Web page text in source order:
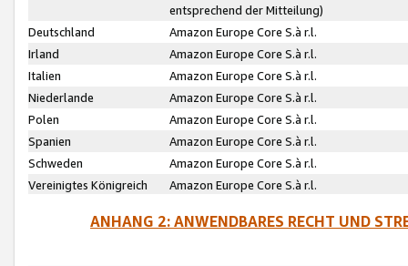
entsprechend der Mitteilung)
Deutschland
Amazon Europe Core S.à r.l.
Irland
Amazon Europe Core S.à r.l.
Italien
Amazon Europe Core S.à r.l.
Niederlande
Amazon Europe Core S.à r.l.
Polen
Amazon Europe Core S.à r.l.
Spanien
Amazon Europe Core S.à r.l.
Schweden
Amazon Europe Core S.à r.l.
Vereinigtes Königreich
Amazon Europe Core S.à r.l.
ANHANG 2: ANWENDBARES RECHT UND